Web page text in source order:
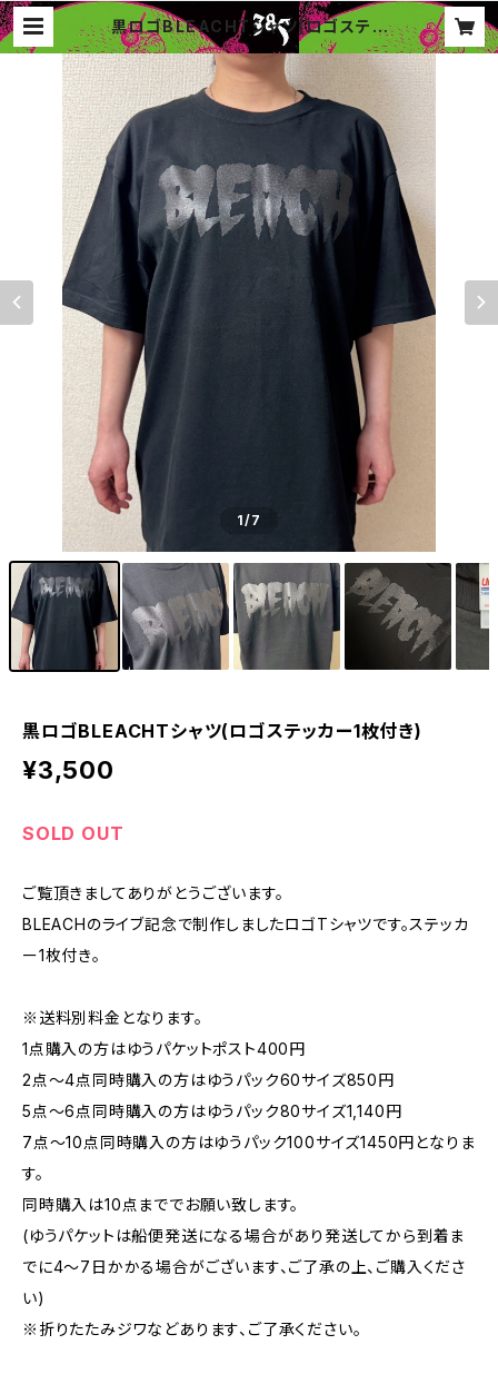
黒ロゴBLEACHTシャツ(ロゴステッ
カー1枚付き) | 385music
1/7
黒ロゴBLEACHTシャツ(ロゴステッカー1枚付き)
¥3,500
SOLD OUT
ご覧頂きましてありがとうございます。
BLEACHのライブ記念で制作しましたロゴTシャツです。ステッカ
ー1枚付き。
※送料別料金となります。
1点購入の方はゆうパケットポスト400円
2点〜4点同時購入の方はゆうパック60サイズ850円
5点〜6点同時購入の方はゆうパック80サイズ1,140円
7点〜10点同時購入の方はゆうパック100サイズ1450円となりま
す。
同時購入は10点まででお願い致します。
(ゆうパケットは船便発送になる場合があり発送してから到着ま
でに4〜7日かかる場合がございます、ご了承の上、ご購入くださ
い)
※折りたたみジワなどあります、ご了承ください。